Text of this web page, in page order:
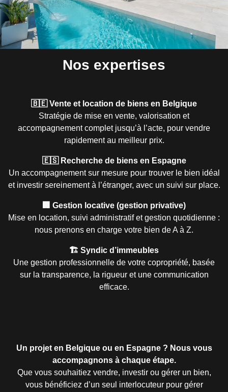
Nos expertises
🇧🇪 Vente et location de biens en Belgique
Stratégie de mise en vente, valorisation et
accompagnement complet jusqu’à l’acte, pour vendre
rapidement au meilleur prix.
🇪🇸 Recherche de biens en Espagne
Un accompagnement sur mesure pour trouver le bien idéal
et investir sereinement à l’étranger, avec un suivi sur place.
🏢 Gestion locative (gestion privative)
Mise en location, suivi administratif et gestion quotidienne :
nous prenons en charge votre bien de A à Z.
🏗️ Syndic d’immeubles
Une gestion professionnelle de votre copropriété, basée
sur la transparence, la rigueur et une communication
efficace.
Un projet en Belgique ou en Espagne ? Nous vous
accompagnons à chaque étape.
Que vous souhaitiez vendre, investir ou gérer un bien,
vous bénéficiez d’un seul interlocuteur pour gérer